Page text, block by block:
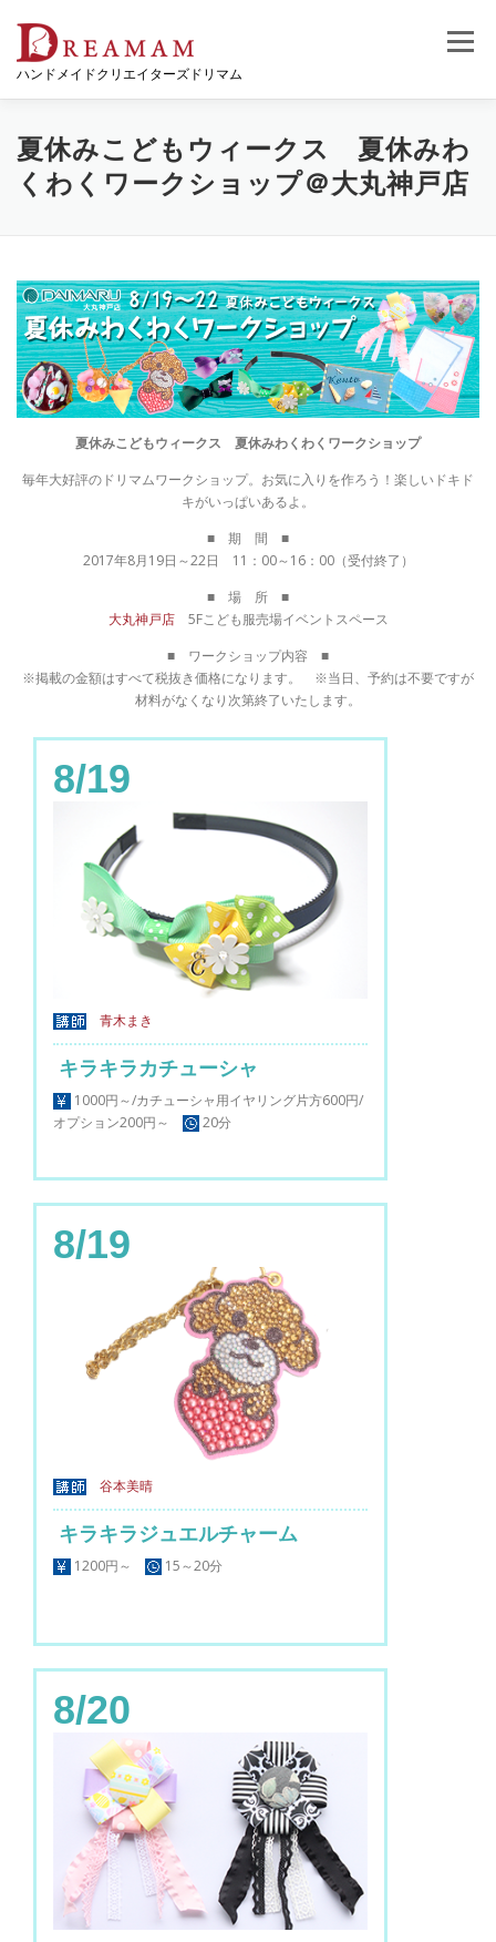
ツ
ハンドメイドクリエイターズドリマム
メニュー
夏休みこどもウィークス 夏休みわ
くわくワークショップ＠大丸神戸店
夏休みこどもウィークス 夏休みわくわくワークショップ
毎年大好評のドリマムワークショップ。お気に入りを作ろう！楽しいドキド
キがいっぱいあるよ。
■ 期 間 ■
2017年8月19日～22日 11：00～16：00（受付終了）
■ 場 所 ■
大丸神戸店
5Fこども服売場イベントスペース
■ ワークショップ内容 ■
※掲載の金額はすべて税抜き価格になります。 ※当日、予約は不要ですが
材料がなくなり次第終了いたします。
8/19
青木まき
キラキラカチューシャ
1000円～/カチューシャ用イヤリング片方600円/
オプション200円～
20分
8/19
谷本美晴
キラキラジュエルチャーム
1200円～ 15～20分
8/20